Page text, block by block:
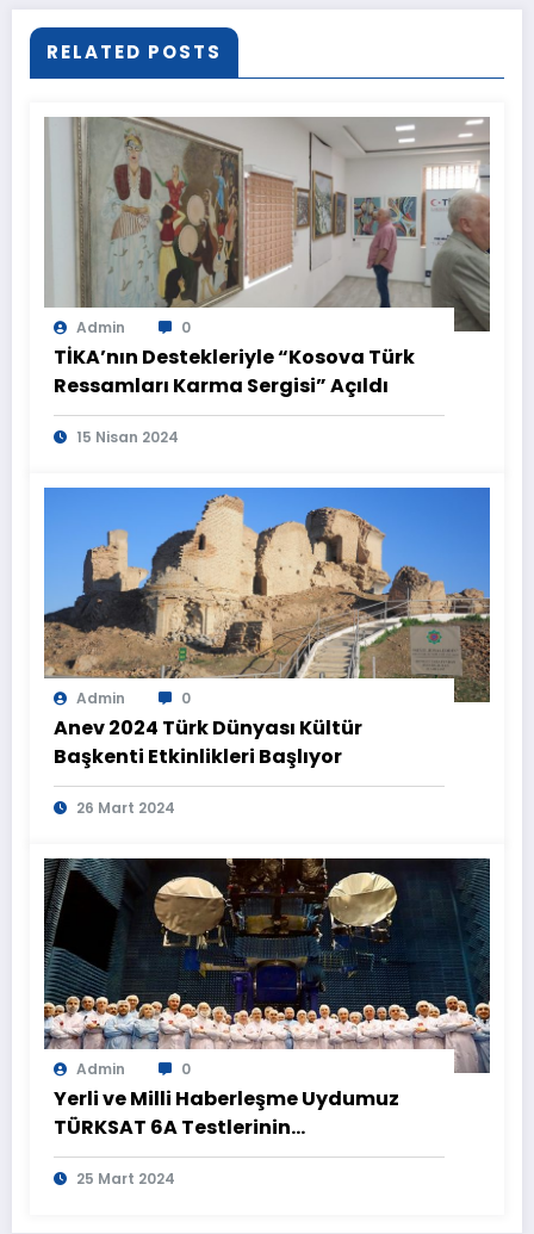
RELATED POSTS
Admin 0
TİKA’nın Destekleriyle “Kosova Türk
Ressamları Karma Sergisi” Açıldı
15 Nisan 2024
Admin 0
Anev 2024 Türk Dünyası Kültür
Başkenti Etkinlikleri Başlıyor
26 Mart 2024
Admin 0
Yerli ve Milli Haberleşme Uydumuz
TÜRKSAT 6A Testlerinin
Tamamlanmasının Ardından
Görüntülendi
25 Mart 2024